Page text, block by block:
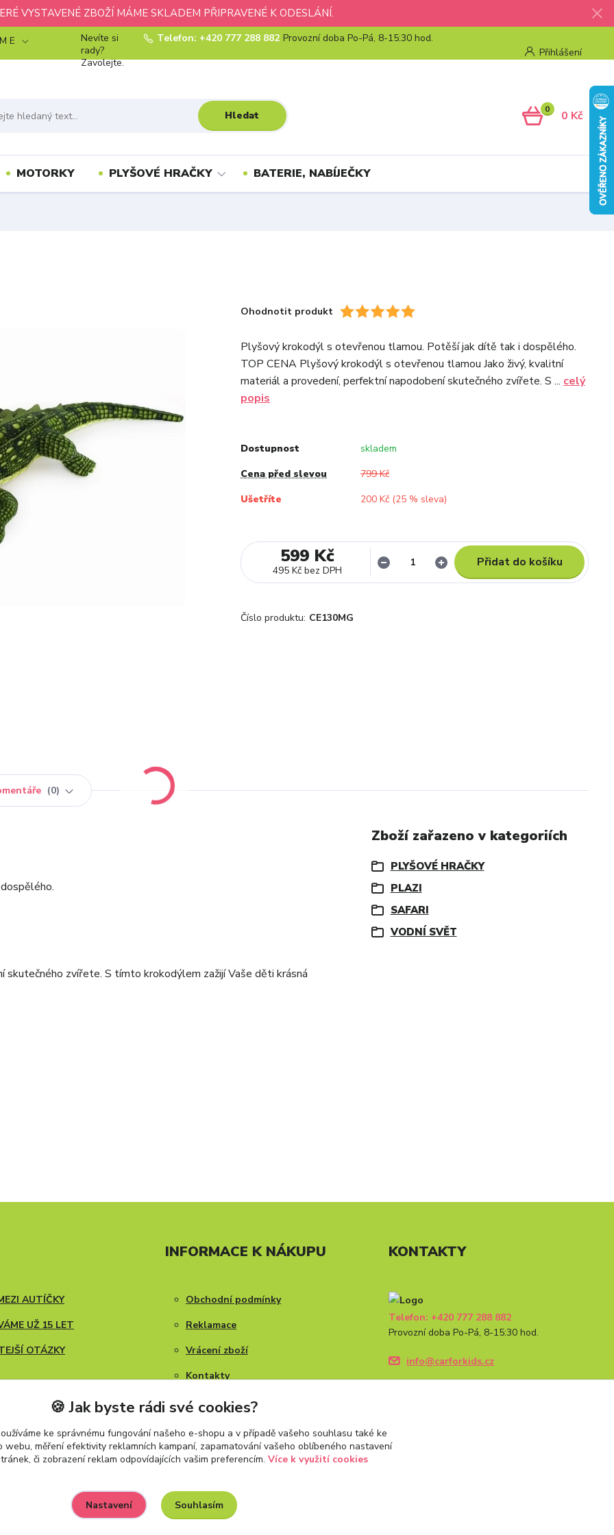
VYSTAVENÉ ZBOŽÍ MÁME SKLADEM PŘIPRAVENÉ K ODESLÁNÍ.
E
Přihlášení
Hledat
Nevíte si
rady?
Zavolejte.
Telefon: +420 777 288 882 Provozní doba Po-Pá, 8-15:30 hod.
0 0 Kč
MOTORKY PLYŠOVÉ HRAČKY BATERIE, NABÍJEČKY
Ohodnotit produkt
Plyšový krokodýl s otevřenou tlamou. Potěší jak dítě tak i dospělého.
TOP CENA Plyšový krokodýl s otevřenou tlamou Jako živý, kvalitní
materiál a provedení, perfektní napodobení skutečného zvířete. S ... celý
popis
Dostupnost
skladem
Cena před slevou
799 Kč
Ušetříte
200 Kč (25 % sleva)
599 Kč
495 Kč bez DPH
Přidat do košíku
Číslo produktu: CE130MG
0
skutečného zvířete. S tímto krokodýlem zažijí Vaše děti krásná
Zboží zařazeno v kategoriích
PLYŠOVÉ HRAČKY
PLAZI
SAFARI
VODNÍ SVĚT
AUTÍČKY
UŽ 15 LET
OTÁZKY
INFORMACE K NÁKUPU
Obchodní podmínky
Reklamace
Vrácení zboží
Kontakty
Blog
KONTAKTY
Telefon: +420 777 288 882
Provozní doba Po-Pá, 8-15:30 hod.
info@carforkids.cz
🍪 Jak byste rádi své cookies?
ke správnému fungování našeho e-shopu a v případě vašeho souhlasu také ke
měření efektivity reklamních kampaní, zapamatování vašeho oblíbeného nastavení
či zobrazení reklam odpovídajících vašim preferencím. Více k využití cookies
Nastavení Souhlasím